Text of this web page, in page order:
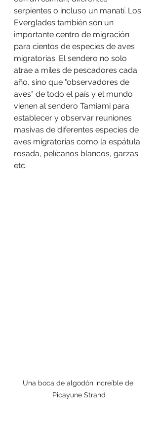
serpientes o incluso un manatí. Los
Everglades también son un
importante centro de migración
para cientos de especies de aves
migratorias. El sendero no solo
atrae a miles de pescadores cada
año, sino que "observadores de
aves" de todo el país y el mundo
vienen al sendero Tamiami para
establecer y observar reuniones
masivas de diferentes especies de
aves migratorias como la espátula
rosada, pelícanos blancos, garzas
etc.
Una boca de algodón increíble de
Picayune Strand